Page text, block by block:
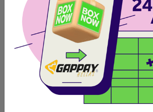
πολιτική προσωπικών δεδομένων